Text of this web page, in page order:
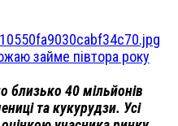
займе півтора року
близько 40 мільйонів
та кукурудзи. Усі